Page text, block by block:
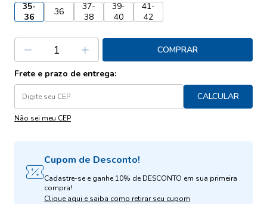
35-
36
36
37-
38
39-
40
41-
42
COMPRAR
Frete e prazo de entrega:
CALCULAR
Não sei meu CEP
Cupom de Desconto!
Cadastre-se e ganhe 10% de DESCONTO em sua primeira
compra!
Clique aqui e saiba como retirar seu cupom